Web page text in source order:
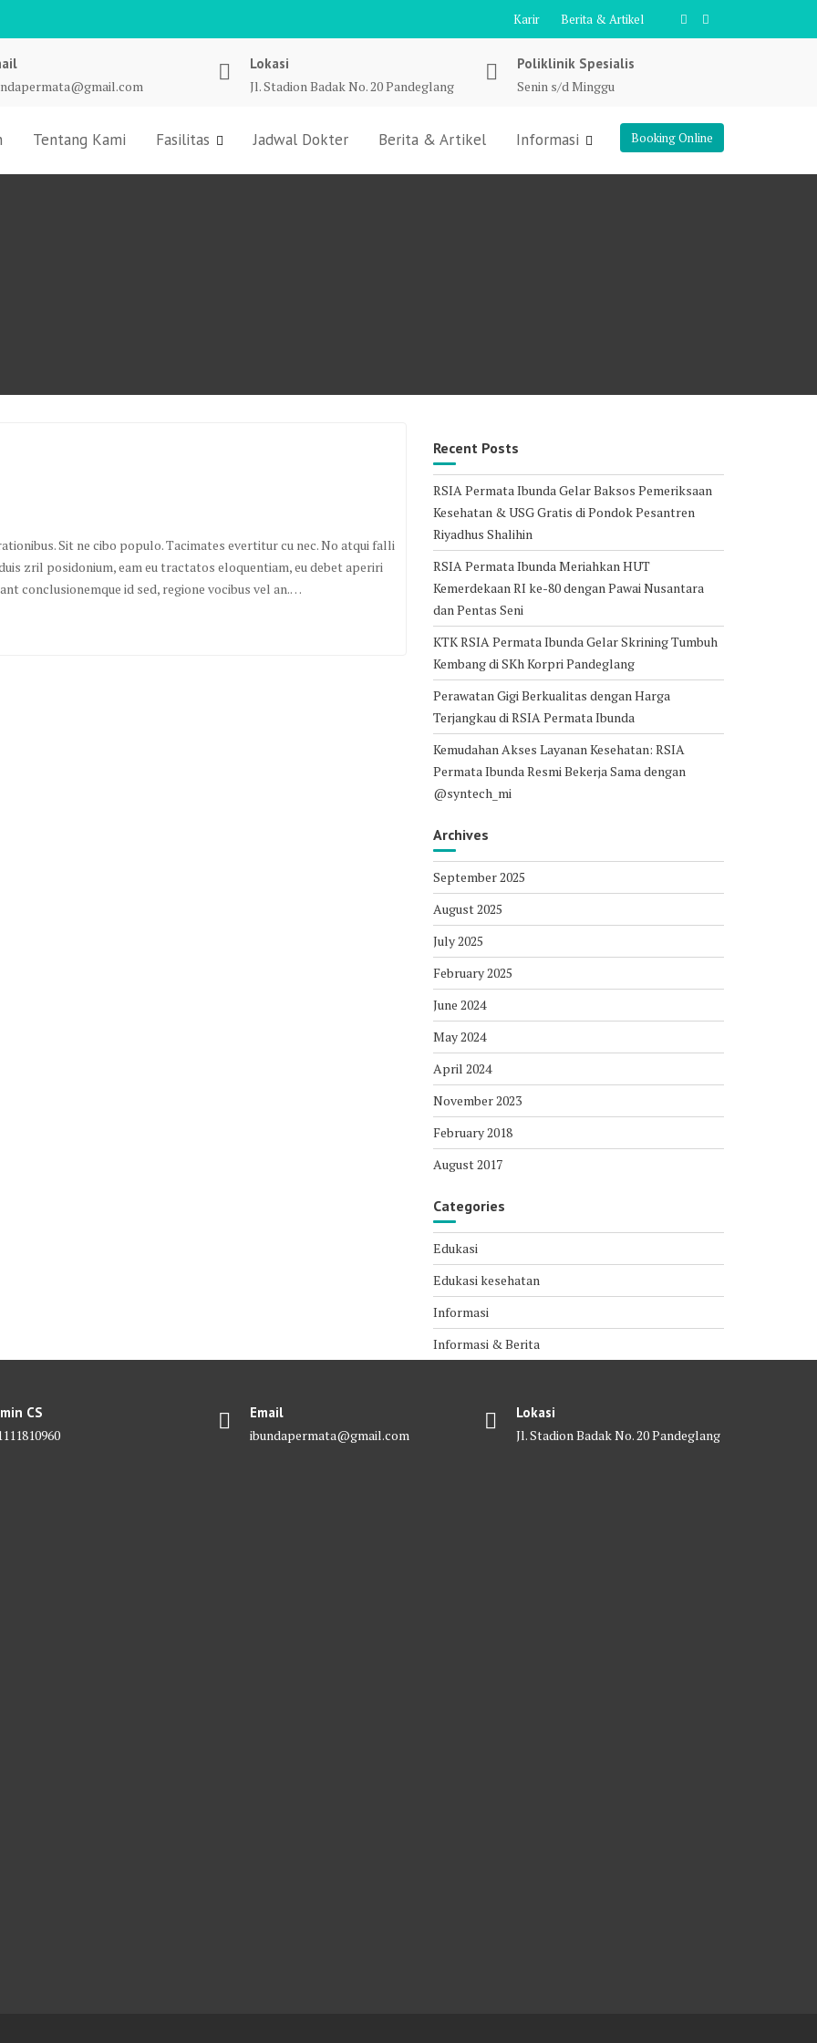
Karir Berita & Artikel
Lokasi
Jl. Stadion Badak No. 20 Pandeglang
Poliklinik Spesialis
Senin s/d Minggu
Booking Online
Tentang Kami Fasilitas Jadwal Dokter Berita & Artikel Informasi
Sit ne cibo populo. Tacimates evertitur cu nec. No atqui falli
zril posidonium, eam eu tractatos eloquentiam, eu debet aperiri
conclusionemque id sed, regione vocibus vel an.…
Recent Posts
RSIA Permata Ibunda Gelar Baksos Pemeriksaan
Kesehatan & USG Gratis di Pondok Pesantren
Riyadhus Shalihin
RSIA Permata Ibunda Meriahkan HUT
Kemerdekaan RI ke-80 dengan Pawai Nusantara
dan Pentas Seni
KTK RSIA Permata Ibunda Gelar Skrining Tumbuh
Kembang di SKh Korpri Pandeglang
Perawatan Gigi Berkualitas dengan Harga
Terjangkau di RSIA Permata Ibunda
Kemudahan Akses Layanan Kesehatan: RSIA
Permata Ibunda Resmi Bekerja Sama dengan
@syntech_mi
Archives
September 2025
August 2025
July 2025
February 2025
June 2024
May 2024
April 2024
November 2023
February 2018
August 2017
Categories
Edukasi
Edukasi kesehatan
Informasi
Informasi & Berita
CS
Email
ibundapermata@gmail.com
Lokasi
Jl. Stadion Badak No. 20 Pandeglang